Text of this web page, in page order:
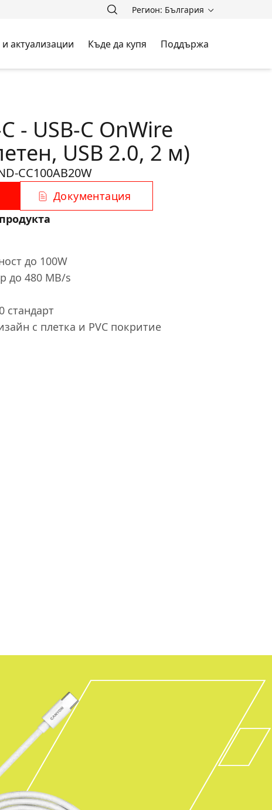
Регион: България
актуализации Къде да купя Поддържа
- USB-C OnWire
USB 2.0, 2 м)
CC100AB20W
Документация
до 100W
до 480 MB/s
стандарт
с плетка и PVC покритие